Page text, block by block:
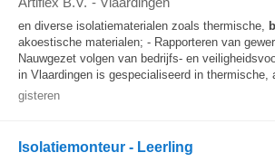
en diverse isolatiematerialen zoals thermische,
akoestische materialen; - Rapporteren van
Nauwgezet volgen van bedrijfs- en
in Vlaardingen is gespecialiseerd in thermische,
gisteren
Isolatiemonteur - Leerling